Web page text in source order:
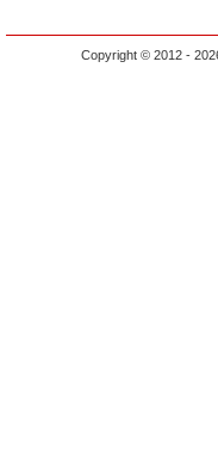
Copyright © 2012 -